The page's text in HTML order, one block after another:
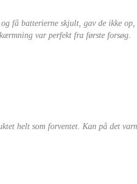
få batterierne skjult, gav de ikke
var perfekt fra første forsøg.
helt som forventet. Kan på det